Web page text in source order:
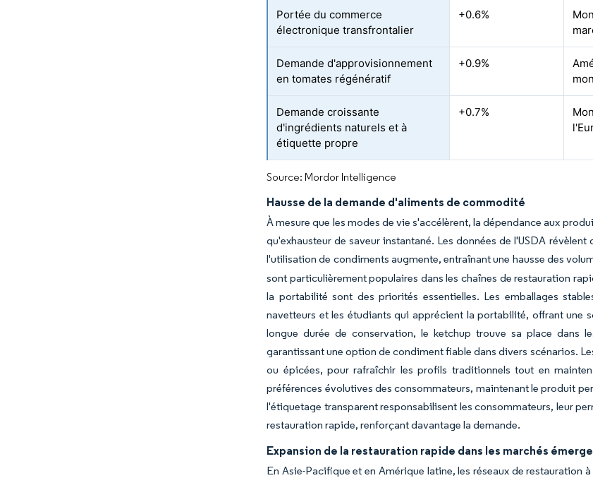
Portée du commerce
électronique transfrontalier
+0.6%
Demande d'approvisionnement
en tomates régénératif
+0.9%
Demande croissante
d'ingrédients naturels et à
étiquette propre
+0.7%
Source: Mordor Intelligence
Hausse de la demande d'aliments de commodité
À mesure que les modes de vie s'accélèrent, la dépendance aux
qu'exhausteur de saveur instantané. Les données de l'USDA
l'utilisation de condiments augmente, entraînant une hausse des
sont particulièrement populaires dans les chaînes de restauration
la portabilité sont des priorités essentielles. Les emballages
navetteurs et les étudiants qui apprécient la portabilité, offrant une
longue durée de conservation, le ketchup trouve sa place dans
garantissant une option de condiment fiable dans divers scénarios.
ou épicées, pour rafraîchir les profils traditionnels tout en
préférences évolutives des consommateurs, maintenant le produit
l'étiquetage transparent responsabilisent les consommateurs, leur
restauration rapide, renforçant davantage la demande.
Expansion de la restauration rapide dans les marchés
En Asie-Pacifique et en Amérique latine, les réseaux de